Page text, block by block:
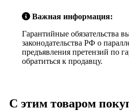
Важная информация:
Гарантийные обязательства
законодательства РФ о
предъявления претензий по
обратиться к продавцу.
С этим товаром